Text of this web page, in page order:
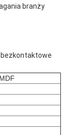
branży
bezkontaktowe